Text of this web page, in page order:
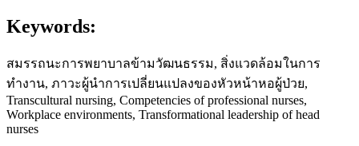
Keywords:
สมรรถนะการพยาบาลข้ามวัฒนธรรม, สิ่งแวดล้อมในการ
ทำงาน, ภาวะผู้นำการเปลี่ยนแปลงของหัวหน้าหอผู้ป่วย,
Transcultural nursing, Competencies of professional nurses,
Workplace environments, Transformational leadership of head
nurses